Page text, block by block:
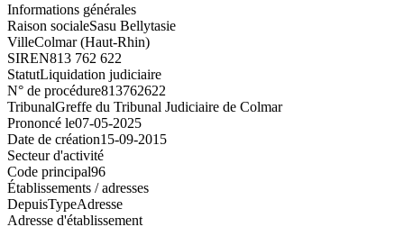
Informations générales
Raison socialeSasu Bellytasie
VilleColmar (Haut-Rhin)
SIREN813 762 622
StatutLiquidation judiciaire
N° de procédure813762622
TribunalGreffe du Tribunal Judiciaire de Colmar
Prononcé le07-05-2025
Date de création15-09-2015
Secteur d'activité
Code principal96
Établissements / adresses
DepuisTypeAdresse
Adresse d'établissement